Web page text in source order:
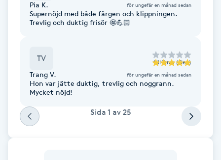
Fotsvamp
Fransborttagning
Fransfärgning
Pia K. för ungefär en månad sedan
Supernöjd med både färgen och klippningen.
Trevlig och duktig frisör 🤩💪🏻
TV till Tuva (Elev)
Trang V. för ungefär en månad sedan
Hon var jätte duktig, trevlig och noggrann.
Mycket nöjd!
Sida 1 av 25